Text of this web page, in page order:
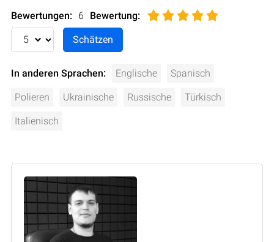
Bewertungen: 6 Bewertung:
In anderen Sprachen: Englische Spanisch
Polieren Ukrainische Russische Türkisch
Italienisch